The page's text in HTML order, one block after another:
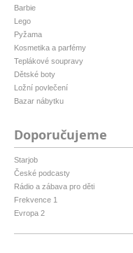
Barbie
Lego
Pyžama
Kosmetika a parfémy
Teplákové soupravy
Dětské boty
Ložní povlečení
Bazar nábytku
Doporučujeme
Starjob
České podcasty
Rádio a zábava pro děti
Frekvence 1
Evropa 2